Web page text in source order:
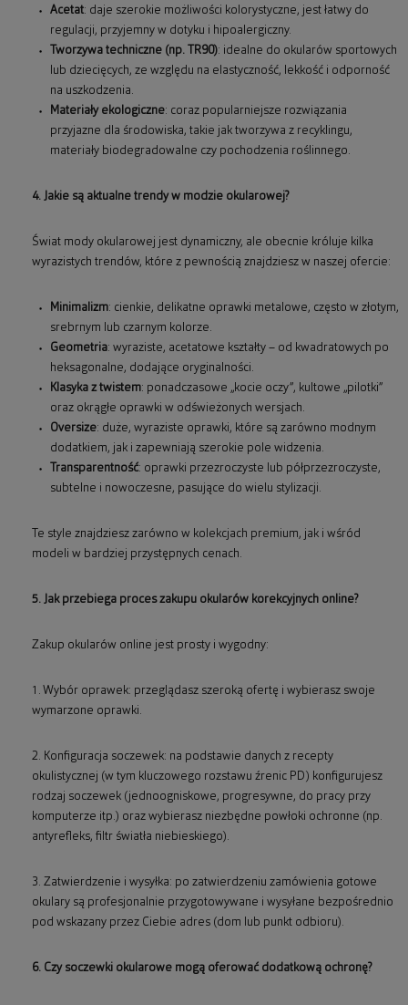
Acetat: daje szerokie możliwości kolorystyczne, jest łatwy do
regulacji, przyjemny w dotyku i hipoalergiczny.
Tworzywa techniczne (np. TR90): idealne do okularów sportowych
lub dziecięcych, ze względu na elastyczność, lekkość i odporność
na uszkodzenia.
Materiały ekologiczne: coraz popularniejsze rozwiązania
przyjazne dla środowiska, takie jak tworzywa z recyklingu,
materiały biodegradowalne czy pochodzenia roślinnego.
4. Jakie są aktualne trendy w modzie okularowej?
Świat mody okularowej jest dynamiczny, ale obecnie króluje kilka
wyrazistych trendów, które z pewnością znajdziesz w naszej ofercie:
Minimalizm: cienkie, delikatne oprawki metalowe, często w złotym,
srebrnym lub czarnym kolorze.
Geometria: wyraziste, acetatowe kształty – od kwadratowych po
heksagonalne, dodające oryginalności.
Klasyka z twistem: ponadczasowe „kocie oczy”, kultowe „pilotki”
oraz okrągłe oprawki w odświeżonych wersjach.
Oversize: duże, wyraziste oprawki, które są zarówno modnym
dodatkiem, jak i zapewniają szerokie pole widzenia.
Transparentność: oprawki przezroczyste lub półprzezroczyste,
subtelne i nowoczesne, pasujące do wielu stylizacji.
Te style znajdziesz zarówno w kolekcjach premium, jak i wśród
modeli w bardziej przystępnych cenach.
5. Jak przebiega proces zakupu okularów korekcyjnych online?
Zakup okularów online jest prosty i wygodny:
1. Wybór oprawek: przeglądasz szeroką ofertę i wybierasz swoje
wymarzone oprawki.
2. Konfiguracja soczewek: na podstawie danych z recepty
okulistycznej (w tym kluczowego rozstawu źrenic PD) konfigurujesz
rodzaj soczewek (jednoogniskowe, progresywne, do pracy przy
komputerze itp.) oraz wybierasz niezbędne powłoki ochronne (np.
antyrefleks, filtr światła niebieskiego).
3. Zatwierdzenie i wysyłka: po zatwierdzeniu zamówienia gotowe
okulary są profesjonalnie przygotowywane i wysyłane bezpośrednio
pod wskazany przez Ciebie adres (dom lub punkt odbioru).
6. Czy soczewki okularowe mogą oferować dodatkową ochronę?